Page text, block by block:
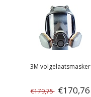
3M volgelaatsmasker
€179,75 €170,76